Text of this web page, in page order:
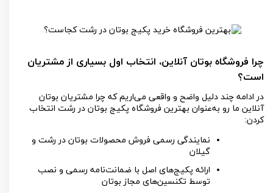
چرا فروشگاه بوتان آنلاین، انتخاب اول بسیاری از مشتریان
است؟
در ادامه چند دلیل واضح و واقعی می‌اریم که چرا مشتریان بوتان
آنلاین ما رو به‌عنوان بهترین فروشگاه پکیج بوتان در رشت انتخاب
کردن:
نمایندگی رسمی فروش محصولات بوتان در رشت و
گیلان
ارائه پکیج‌های اصل با ضمانت‌نامه رسمی و نصب
توسط تکنسین‌های مجاز بوتان